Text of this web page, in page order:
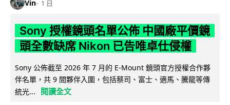
Vin 1 日
Sony 授權鏡頭名單公佈 中國廠平價鏡
頭全數缺席 Nikon 已告唯卓仕侵權
Sony 公佈截至 2026 年 7 月的 E-Mount 鏡頭官方授權合作夥
伴名單，共 9 間夥伴入圍，包括蔡司、富士、適馬、騰龍等傳
統光...
閱讀全文